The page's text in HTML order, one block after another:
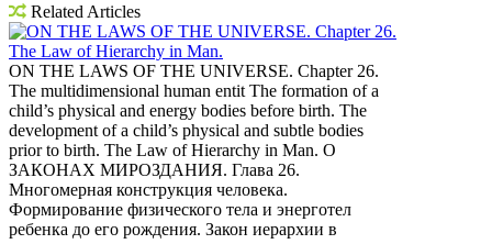
Related Articles
ON THE LAWS OF THE UNIVERSE. Chapter 26.
The Law of Hierarchy in Man.
ON THE LAWS OF THE UNIVERSE. Chapter 26.
The multidimensional human entit The formation of a
child’s physical and energy bodies before birth. The
development of a child’s physical and subtle bodies
prior to birth. The Law of Hierarchy in Man. О
ЗАКОНАХ МИРОЗДАНИЯ. Глава 26.
Многомерная конструкция человека.
Формирование физического тела и энерготел
ребенка до его рождения. Закон иерархии в